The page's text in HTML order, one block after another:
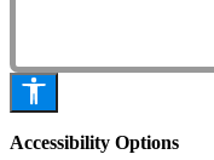
Accessibility Options